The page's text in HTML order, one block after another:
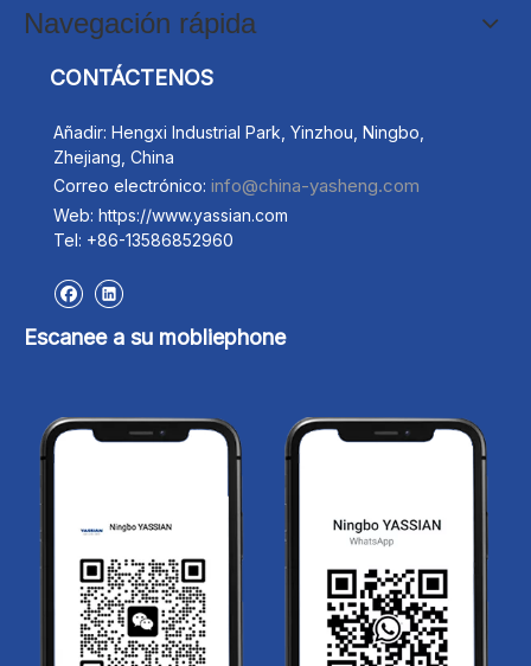
Navegación rápida
CONTÁCTENOS
Añadir: Hengxi Industrial Park, Yinzhou, Ningbo,
Zhejiang, China
Correo electrónico: info@china-yasheng.com
Web: https://www.yassian.com
Tel: +86-13586852960
Escanee a su mobliephone